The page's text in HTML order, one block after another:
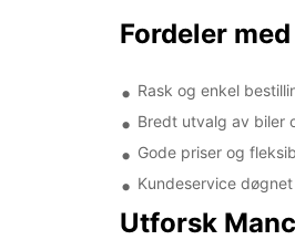
Fordeler
Rask og enkel
Bredt utvalg av biler
Gode priser og
Kundeservice
Utforsk